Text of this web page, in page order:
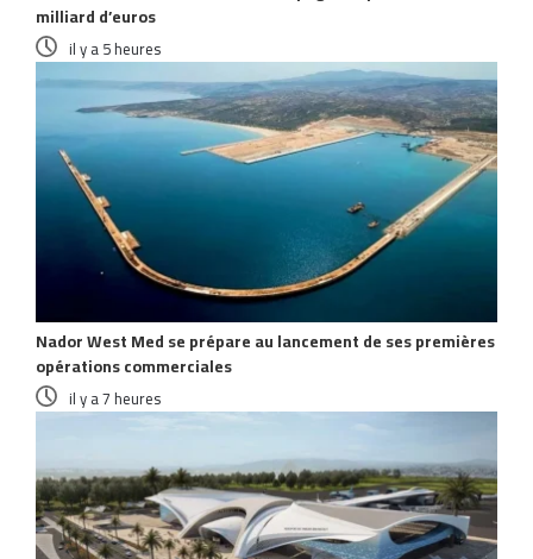
milliard d’euros
il y a 5 heures
Nador West Med se prépare au lancement de ses premières
opérations commerciales
il y a 7 heures